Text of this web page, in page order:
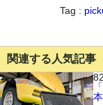
Tag :
関連する人気記事